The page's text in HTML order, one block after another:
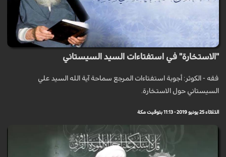
"الاستخارة" في استفتاءات السيد السيستاني
فقه - الكوثر: أجوبة استفتاءات المرجع سماحة آية الله السيد علي
السيستاني حول الاستخارة.
الثلاثاء 25 يونيو 2019 - 11:13 بتوقيت مكة